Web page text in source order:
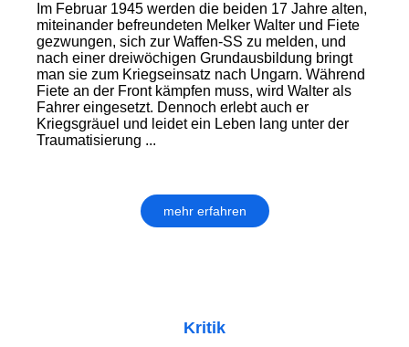
Im Februar 1945 werden die beiden 17 Jahre alten,
miteinander befreundeten Melker Walter und Fiete
gezwungen, sich zur Waffen-SS zu melden, und
nach einer dreiwöchigen Grundausbildung bringt
man sie zum Kriegseinsatz nach Ungarn. Während
Fiete an der Front kämpfen muss, wird Walter als
Fahrer eingesetzt. Dennoch erlebt auch er
Kriegsgräuel und leidet ein Leben lang unter der
Traumatisierung ...
mehr erfahren
Kritik